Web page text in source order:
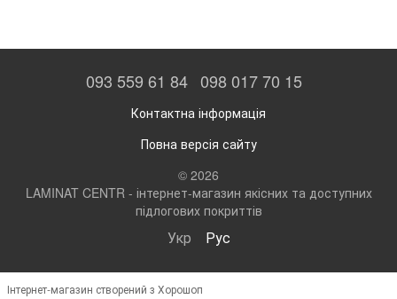
093 559 61 84 098 017 70 15
Контактна інформація
Повна версія сайту
© 2026
LAMINAT CENTR - інтернет-магазин якісних та доступних
підлогових покриттів
Укр Рус
Інтернет-магазин створений з Хорошоп